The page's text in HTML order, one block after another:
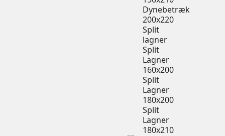
Dynebetræk
200x220
Split
lagner
Split
Lagner
160x200
Split
Lagner
180x200
Split
Lagner
180x210